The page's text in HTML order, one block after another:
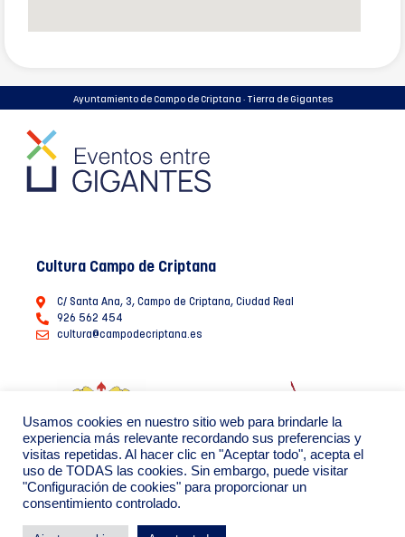
Ayuntamiento de Campo de Criptana · Tierra de Gigantes
Cultura Campo de Criptana
C/ Santa Ana, 3, Campo de Criptana, Ciudad Real
926 562 454
cultura@campodecriptana.es
Ayuntamiento de Campo de Criptana 2022
Usamos cookies en nuestro sitio web para brindarle la
experiencia más relevante recordando sus preferencias y
visitas repetidas. Al hacer clic en "Aceptar todo", acepta el
uso de TODAS las cookies. Sin embargo, puede visitar
"Configuración de cookies" para proporcionar un
consentimiento controlado.